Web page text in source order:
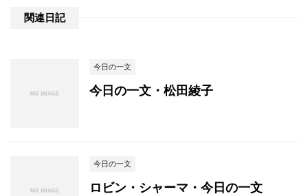
関連日記
今日の一文
今日の一文・松田綾子
今日の一文
ロビン・シャーマ・今日の一文